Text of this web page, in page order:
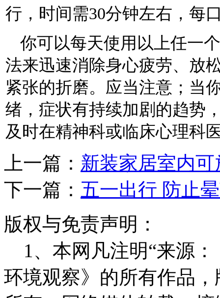
行，时间需30分钟左右，每
你可以每天使用以上任一
法来迅速消除身心疲劳、放
紧张的折磨。应当注意；当
绪，症状有持续加剧的趋势
及时在精神科或临床心理科
上一篇： 新装家居室内
下一篇： 五一出行 防止
版权与免责声明：
1、本网凡注明“来源：
环境观察》的所有作品